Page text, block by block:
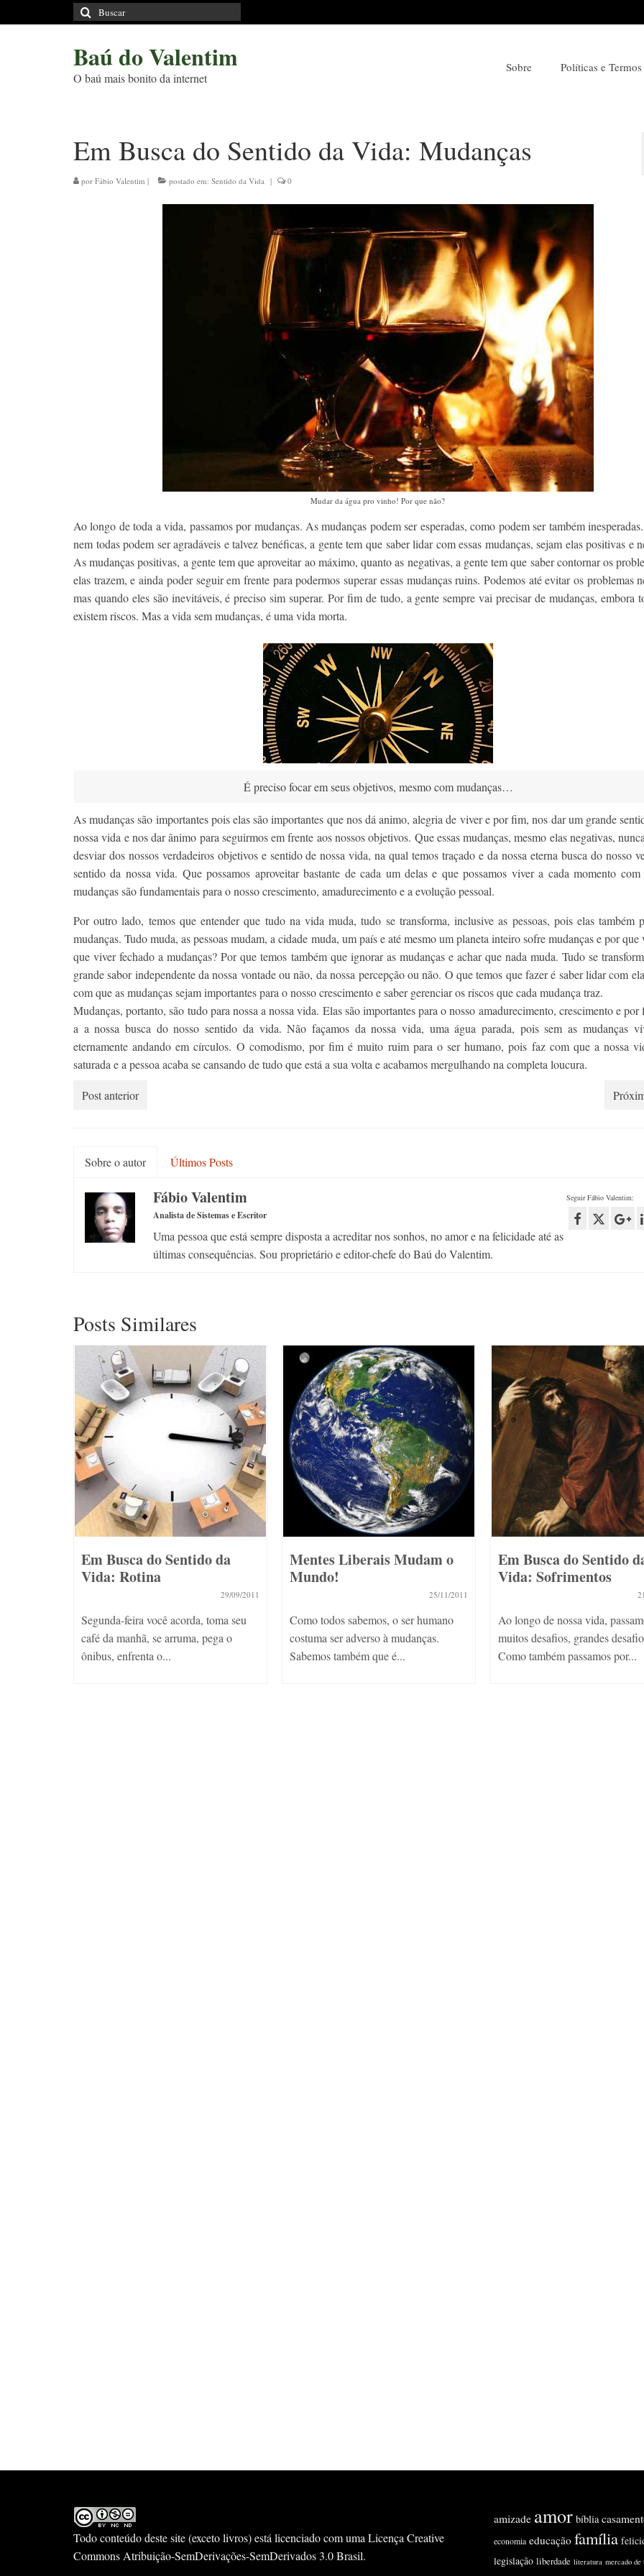
Buscar
por:
Baú do Valentim
O baú mais bonito da internet
Sobre Políticas e Termos
Em Busca do Sentido da Vida: Mudanças
por Fábio Valentim | postado em: Sentido da Vida | 0
Mudar da água pro vinho! Por que não?
Ao longo de toda a vida, passamos por mudanças. As mudanças podem ser esperadas, como podem ser também
nem todas podem ser agradáveis e talvez benéficas, a gente tem que saber lidar com essas mudanças, sejam elas positivas e
As mudanças positivas, a gente tem que aproveitar ao máximo, quanto as negativas, a gente tem que saber contornar os
elas trazem, e ainda poder seguir em frente para podermos superar essas mudanças ruins. Podemos até evitar os problemas
mas quando eles são inevitáveis, é preciso sim superar. Por fim de tudo, a gente sempre vai precisar de mudanças, embora
existem riscos. Mas a vida sem mudanças, é uma vida morta.
É preciso focar em seus objetivos, mesmo com mudanças…
As mudanças são importantes pois elas são importantes que nos dá animo, alegria de viver e por fim, nos dar um grande
nossa vida e nos dar ânimo para seguirmos em frente aos nossos objetivos. Que essas mudanças, mesmo elas negativas,
desviar dos nossos verdadeiros objetivos e sentido de nossa vida, na qual temos traçado e da nossa eterna busca do nosso
sentido da nossa vida. Que possamos aproveitar bastante de cada um delas e que possamos viver a cada momento
mudanças são fundamentais para o nosso crescimento, amadurecimento e a evolução pessoal.
Por outro lado, temos que entender que tudo na vida muda, tudo se transforma, inclusive as pessoas, pois elas também
mudanças. Tudo muda, as pessoas mudam, a cidade muda, um país e até mesmo um planeta inteiro sofre mudanças e por que
que viver fechado a mudanças? Por que temos também que ignorar as mudanças e achar que nada muda. Tudo se
grande sabor independente da nossa vontade ou não, da nossa percepção ou não. O que temos que fazer é saber lidar com
com que as mudanças sejam importantes para o nosso crescimento e saber gerenciar os riscos que cada mudança traz.
Mudanças, portanto, são tudo para nossa a nossa vida. Elas são importantes para o nosso amadurecimento, crescimento e por
a a nossa busca do nosso sentido da vida. Não façamos da nossa vida, uma água parada, pois sem as mudanças
eternamente andando em círculos. O comodismo, por fim é muito ruim para o ser humano, pois faz com que a nossa
saturada e a pessoa acaba se cansando de tudo que está a sua volta e acabamos mergulhando na completa loucura.
Post anterior
Sobre o autor Últimos Posts
Seguir Fábio Valentim:
Fábio Valentim
Analista de Sistemas e Escritor
Uma pessoa que está sempre disposta a acreditar nos sonhos, no amor e na felicidade até as
últimas consequências. Sou proprietário e editor-chefe do Baú do Valentim.
Posts Similares
Em Busca do Sentido da
Vida: Rotina
29/09/2011
Segunda-feira você acorda, toma seu
café da manhã, se arruma, pega o
ônibus, enfrenta o...
Mentes Liberais Mudam o
Mundo!
25/11/2011
Como todos sabemos, o ser humano
costuma ser adverso à mudanças.
Sabemos também que é...
Em Busca do Sentido
Vida: Sofrimentos
Ao longo de nossa vida,
muitos desafios, grandes
Como também passamos por...
Todo conteúdo deste site (exceto livros) está licenciado com uma Licença Creative
Commons Atribuição-SemDerivações-SemDerivados 3.0 Brasil.
amizade amor bíblia
economia educação família
legislação liberdade literatura mercado de